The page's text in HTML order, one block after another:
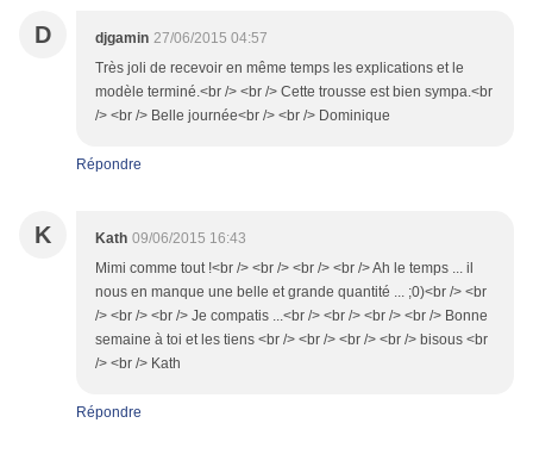
D djgamin 27/06/2015 04:57
Très joli de recevoir en même temps les explications et le
modèle terminé.<br /> <br /> Cette trousse est bien sympa.<br
/> <br /> Belle journée<br /> <br /> Dominique
Répondre
K Kath 09/06/2015 16:43
Mimi comme tout !<br /> <br /> <br /> <br /> Ah le temps ... il
nous en manque une belle et grande quantité ... ;0)<br /> <br
/> <br /> <br /> Je compatis ...<br /> <br /> <br /> <br /> Bonne
semaine à toi et les tiens <br /> <br /> <br /> <br /> bisous <br
/> <br /> Kath
Répondre